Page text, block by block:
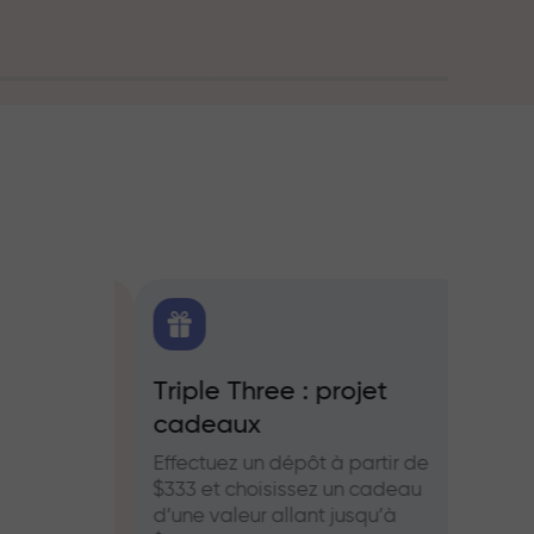
Triple Three : projet
cadeaux
Effectuez un dépôt à partir de
$333 et choisissez un cadeau
d’une valeur allant jusqu’à